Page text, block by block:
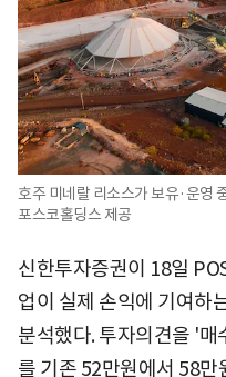
호주 미네랄 리소스가 보유·운영
포스코홀딩스 제공
신한투자증권이 18일
업이 실제 손익에 기여하
분석했다. 투자의견을 '
를 기존 52만원에서 58만